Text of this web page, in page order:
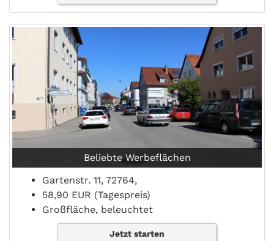
Beliebte Werbeflächen
Gartenstr. 11, 72764,
58,90 EUR (Tagespreis)
Großfläche, beleuchtet
Jetzt starten